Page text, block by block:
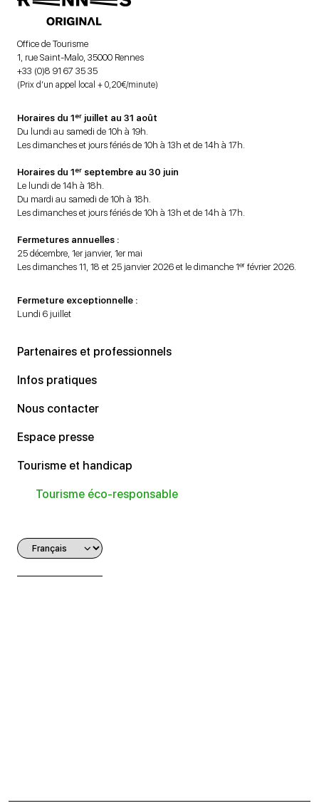
Office de Tourisme
1, rue Saint-Malo, 35000 Rennes
+33 (0)8 91 67 35 35
(Prix d’un appel local + 0,20€/minute)
Horaires du 1er juillet au 31 août
Du lundi au samedi de 10h à 19h.
Les dimanches et jours fériés de 10h à 13h et de 14h à 17h.
Horaires du 1er septembre au 30 juin
Le lundi de 14h à 18h.
Du mardi au samedi de 10h à 18h.
Les dimanches et jours fériés de 10h à 13h et de 14h à 17h.
Fermetures annuelles :
25 décembre, 1er janvier, 1er mai
Les dimanches 11, 18 et 25 janvier 2026 et le dimanche 1er février 2026.
Fermeture exceptionnelle :
Lundi 6 juillet
Partenaires et professionnels
Infos pratiques
Nous contacter
Espace presse
Tourisme et handicap
Tourisme éco-responsable